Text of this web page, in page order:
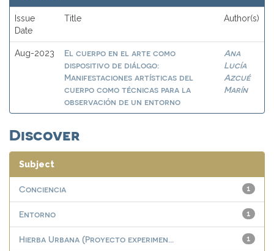
Issue
Date
Title Author(s)
Aug-2023
El cuerpo en el arte como
dispositivo de diálogo:
Manifestaciones artísticas del
cuerpo como técnicas para la
observación de un entorno
Ana
Lucía
Azcué
Marín
Discover
Subject
1
Conciencia
1
Entorno
1
Hierba Urbana (Proyecto experimen...